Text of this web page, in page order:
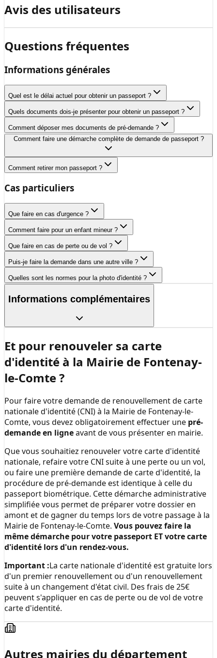
Avis des utilisateurs
Questions fréquentes
Informations générales
Quel est le délai actuel pour obtenir un passeport ?
Quels documents dois-je présenter pour obtenir un passeport ?
Comment déposer mes documents de pré-demande ?
Comment faire une démarche complète de demande de passeport ?
Comment retirer mon passeport ?
Cas particuliers
Que faire en cas d'urgence ?
Comment faire pour un enfant mineur ?
Que faire en cas de perte ou de vol ?
Puis-je faire la demande dans une autre ville ?
Quelles sont les normes pour la photo d'identité ?
Informations complémentaires
Et pour renouveler sa carte
d'identité à la Mairie de Fontenay-
le-Comte?
Pour faire votre demande de renouvellement de carte
nationale d'identité (CNI) à la Mairie de Fontenay-le-
Comte, vous devez obligatoirement effectuer une pré-
demande en ligneavant de vous présenter en mairie.
Que vous souhaitiez renouveler votre carte d'identité
nationale, refaire votre CNI suite à une perte ou un vol,
ou faire une première demande de carte d'identité, la
procédure de pré-demande est identique à celle du
passeport biométrique. Cette démarche administrative
simplifiée vous permet de préparer votre dossier en
amont et de gagner du temps lors de votre passage à la
Mairie de Fontenay-le-Comte. Vous pouvez faire la
même démarche pour votre passeport ET votre carte
d'identité lors d'un rendez-vous.
Important :La carte nationale d'identité est gratuite lors
d'un premier renouvellement ou d'un renouvellement
suite à un changement d'état civil. Des frais de 25€
peuvent s'appliquer en cas de perte ou de vol de votre
carte d'identité.
Autres mairies du département